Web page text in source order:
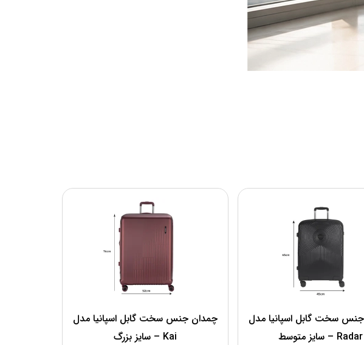
سخت گابل اسپانیا مدل
Radar – سایز متوسط
چمدان جنس سخت گابل اسپانیا مدل
Kai – سایز بزرگ